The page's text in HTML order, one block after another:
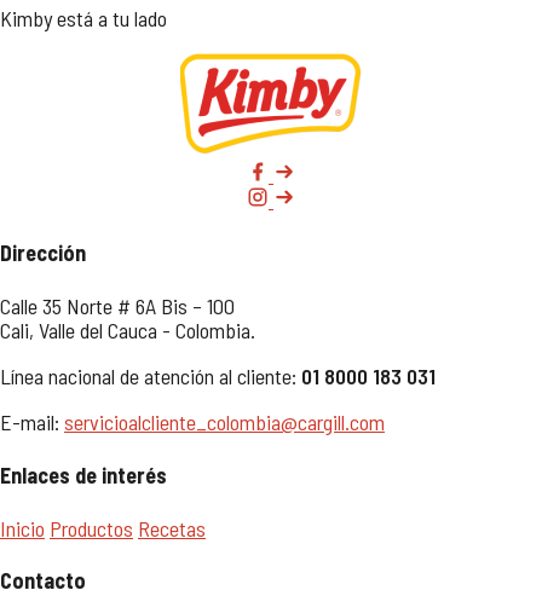
Kimby está a tu lado
Dirección
Calle 35 Norte # 6A Bis – 100
Cali, Valle del Cauca - Colombia.
Línea nacional de atención al cliente: 01 8000 183 031
E-mail: servicioalcliente_colombia@cargill.com
Enlaces de interés
Inicio Productos Recetas
Contacto